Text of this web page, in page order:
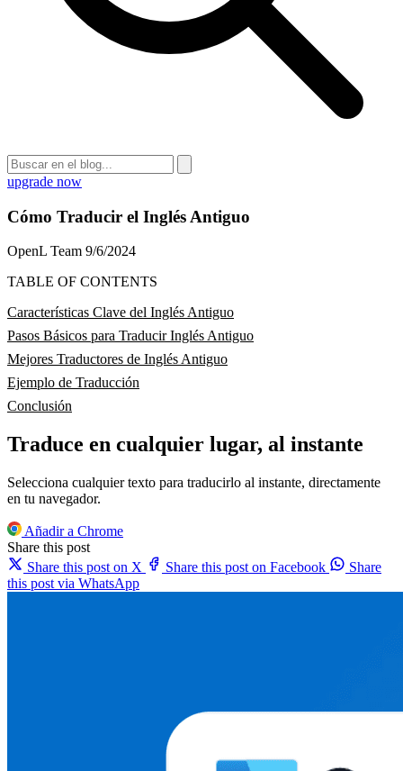
upgrade now
Cómo Traducir el Inglés Antiguo
OpenL Team 9/6/2024
TABLE OF CONTENTS
Características Clave del Inglés Antiguo
Pasos Básicos para Traducir Inglés Antiguo
Mejores Traductores de Inglés Antiguo
Ejemplo de Traducción
Conclusión
Traduce en cualquier lugar, al instante
Selecciona cualquier texto para traducirlo al instante, directamente
en tu navegador.
Añadir a Chrome
Share this post
Share this post on X
Share this post on Facebook
Share
this post via WhatsApp